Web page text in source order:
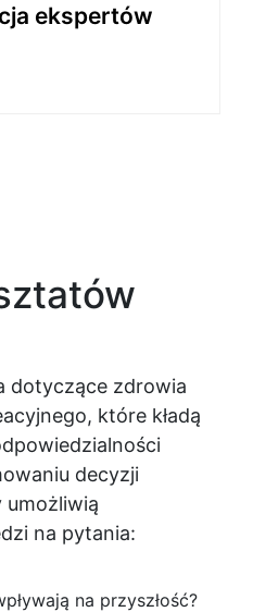
ekspertów
dotyczące zdrowia
które kładą
decyzji
umożliwią
na pytania:
na przyszłość?